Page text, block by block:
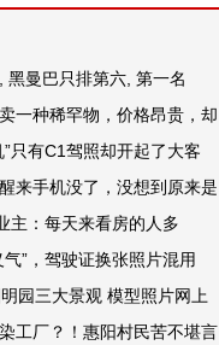
黑曼巴只排第六, 第一名
一种稀罕物，价格昂贵，却
只有C1驾照却开起了大客
来手机没了，没想到原来是
主：每天来看房的人多
”，驾驶证换张照片混用
园三大景观 模型照片网上
工厂？！惠阳村民苦不堪言